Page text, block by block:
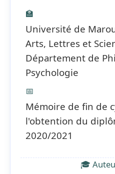
🏫
Université de
Arts, Lettres et
Département de
Psychologie
📅
Mémoire de fin de
l'obtention du
2020/2021
🎓